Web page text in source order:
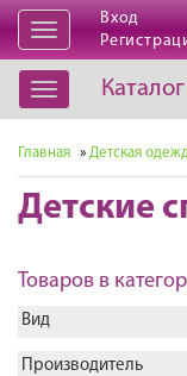
Открыть
навигацию
Вход
Открыть
навигацию
Главная » Детская
Детские
Товаров в
Вид
Производитель